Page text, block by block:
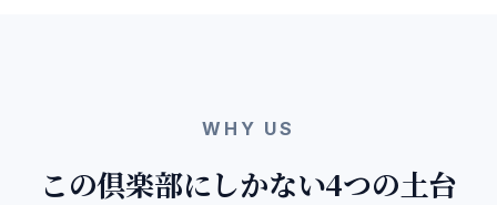
WHY US
この倶楽部にしかない4つの土台